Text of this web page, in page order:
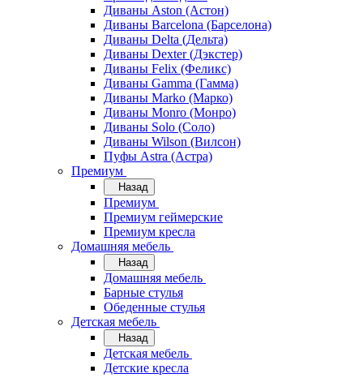
Диваны Aston (Астон)
Диваны Barcelona (Барселона)
Диваны Delta (Дельта)
Диваны Dexter (Дэкстер)
Диваны Felix (Феликс)
Диваны Gamma (Гамма)
Диваны Marko (Марко)
Диваны Monro (Монро)
Диваны Solo (Соло)
Диваны Wilson (Вилсон)
Пуфы Astra (Астра)
Премиум
Назад
Премиум
Премиум геймерские
Премиум кресла
Домашняя мебель
Назад
Домашняя мебель
Барные стулья
Обеденные стулья
Детская мебель
Назад
Детская мебель
Детские кресла